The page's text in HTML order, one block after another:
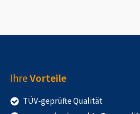
IhreVorteile
TÜV-geprüfte Qualität